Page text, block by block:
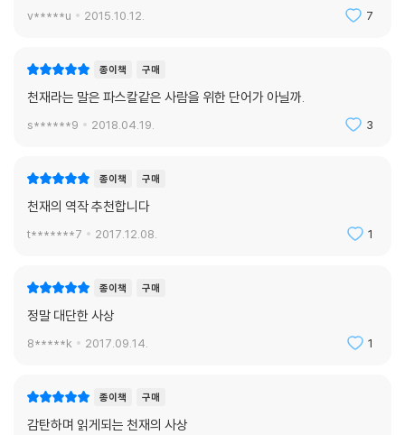
v*****u 2015.10.12. 7
종이책 구매
천재라는 말은 파스칼같은 사람을 위한 단어가 아닐까.
s******9 2018.04.19. 3
종이책 구매
천재의 역작 추천합니다
t*******7 2017.12.08. 1
종이책 구매
정말 대단한 사상
8*****k 2017.09.14. 1
종이책 구매
감탄하며 읽게되는 천재의 사상